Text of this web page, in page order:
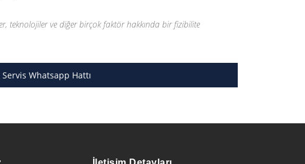
teknolojiler ve diğer birçok faktör hakkında bir fizibilite
Whatsapp Hattı